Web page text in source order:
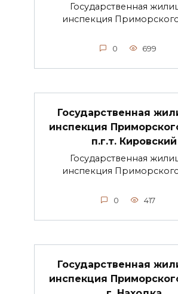
Государственная
инспекция
0 699
Государственная
инспекция
п.г.т. Кировский
Государственная
инспекция
0 417
Государственная
инспекция